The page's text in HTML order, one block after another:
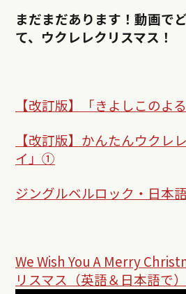
まだまだあります！動画で
て、ウクレレクリスマス！
【改訂版】「きよしこのよ
【改訂版】かんたんウクレ
イ」①
ジングルベルロック・日本
We Wish You A Merry
リスマス（英語＆日本語で）